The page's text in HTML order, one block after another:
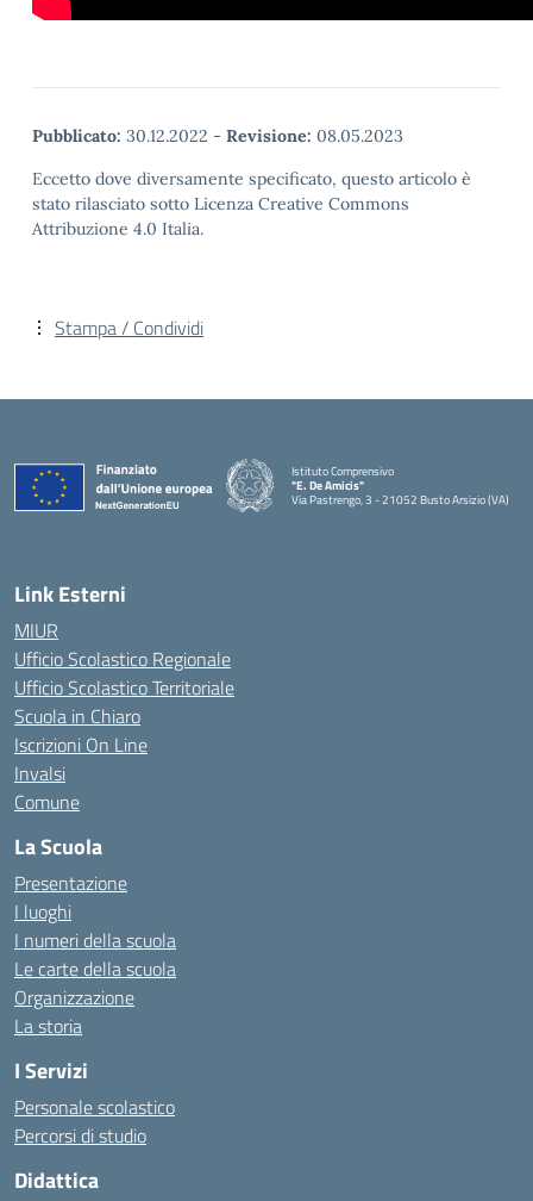
Pubblicato: 30.12.2022 - Revisione: 08.05.2023
Eccetto dove diversamente specificato, questo articolo è
stato rilasciato sotto Licenza Creative Commons
Attribuzione 4.0 Italia.
Stampa / Condividi
Istituto Comprensivo
"E. De Amicis"
Via Pastrengo, 3 - 21052 Busto Arsizio (VA)
Link Esterni
MIUR
Ufficio Scolastico Regionale
Ufficio Scolastico Territoriale
Scuola in Chiaro
Iscrizioni On Line
Invalsi
Comune
La Scuola
Presentazione
I luoghi
I numeri della scuola
Le carte della scuola
Organizzazione
La storia
I Servizi
Personale scolastico
Percorsi di studio
Didattica